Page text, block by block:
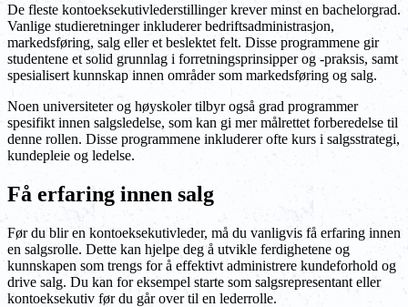
De fleste kontoeksekutivlederstillinger krever minst en bachelorgrad.
Vanlige studieretninger inkluderer bedriftsadministrasjon,
markedsføring, salg eller et beslektet felt. Disse programmene gir
studentene et solid grunnlag i forretningsprinsipper og -praksis, samt
spesialisert kunnskap innen områder som markedsføring og salg.
Noen universiteter og høyskoler tilbyr også grad programmer
spesifikt innen salgsledelse, som kan gi mer målrettet forberedelse til
denne rollen. Disse programmene inkluderer ofte kurs i salgsstrategi,
kundepleie og ledelse.
Få erfaring innen salg
Før du blir en kontoeksekutivleder, må du vanligvis få erfaring innen
en salgsrolle. Dette kan hjelpe deg å utvikle ferdighetene og
kunnskapen som trengs for å effektivt administrere kundeforhold og
drive salg. Du kan for eksempel starte som salgsrepresentant eller
kontoeksekutiv før du går over til en lederrolle.